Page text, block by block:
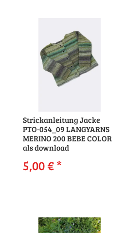
Strickanleitung Jacke
PTO-054_09 LANGYARNS
MERINO 200 BEBE COLOR
als download
5,00 €*